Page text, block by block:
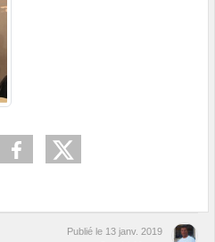
Publié le 13 janv. 2019